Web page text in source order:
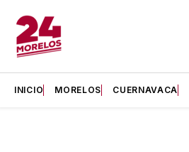
INICIO MORELOS CUERNAVACA